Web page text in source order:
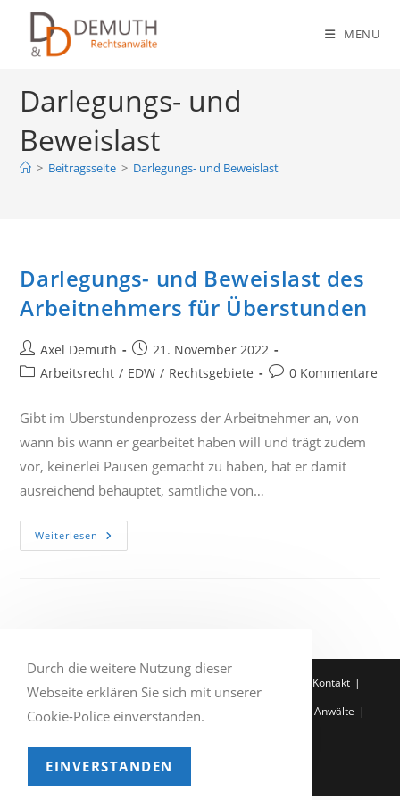
springen
MENÜ
Darlegungs- und
Beweislast
> Beitragsseite > Darlegungs- und Beweislast
Darlegungs- und Beweislast des
Arbeitnehmers für Überstunden
Beitrags-
Autor:
Axel Demuth
Beitrag
veröffentlicht:
21. November 2022
Beitrags-
Arbeitsrecht / EDW / Rechtsgebiete
Beitrags-
0 Kommentare
Gibt im Überstundenprozess der Arbeitnehmer an, von
wann bis wann er gearbeitet haben will und trägt zudem
vor, keinerlei Pausen gemacht zu haben, hat er damit
ausreichend behauptet, sämtliche von…
Weiterlesen Darlegungs-
Und
Kontakt
Entscheidung der Woche
Service
Anwälte
Copyright 2026 - Demuth Rechtsanwälte
Durch die weitere Nutzung dieser
Webseite erklären Sie sich mit unserer
Cookie-Police einverstanden.
EINVERSTANDEN